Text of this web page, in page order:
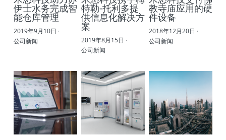
伊士水务完成智
能仓库管理
2019年9月10日 ·
公司新闻
特勒-托利多提
供信息化解决方
案
2019年8月15日 ·
公司新闻
教寺庙应用的硬
件设备
2018年12月20日 ·
公司新闻